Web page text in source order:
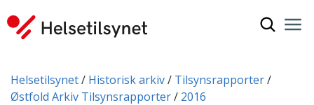
Du er her:
Helsetilsynet Historisk arkiv
Tilsynsrapporter
Østfold Arkiv Tilsynsrapporter
2016